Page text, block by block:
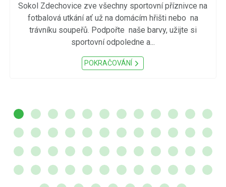
Sokol Zdechovice zve všechny sportovní příznivce na
fotbalová utkání ať už na domácím hřišti nebo na
trávníku soupeřů. Podpořte naše barvy, užijte si
sportovní odpoledne a...
POKRAČOVÁNÍ